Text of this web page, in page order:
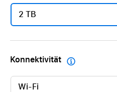
2 TB
Konnektivität 
Wi-Fi